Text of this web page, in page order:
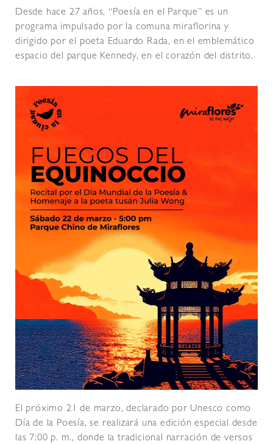
Desde hace 27 años, “Poesía en el Parque” es un
programa impulsado por la comuna miraflorina y
dirigido por el poeta Eduardo Rada, en el emblemático
espacio del parque Kennedy, en el corazón del distrito.
El próximo 21 de marzo, declarado por Unesco como
Día de la Poesía, se realizará una edición especial desde
las 7:00 p. m., donde la tradicional narración de versos